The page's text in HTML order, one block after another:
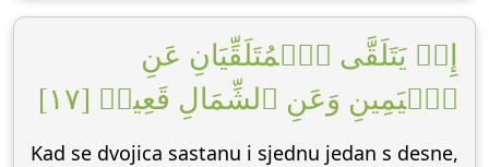
إِذۡ يَتَلَقَّى ٱلۡمُتَلَقِّيَانِ عَنِ
ٱلۡيَمِينِ وَعَنِ ٱلشِّمَالِ قَعِيدٞ [١٧]
Kad se dvojica sastanu i sjednu jedan s desne,